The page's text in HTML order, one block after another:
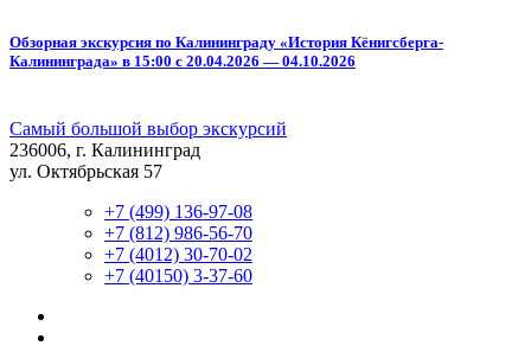
Обзорная экскурсия по Калининграду «История Кёнигсберга-
Калининграда» в 15:00 с 20.04.2026 — 04.10.2026
Самый большой выбор экскурсий
236006, г. Калининград
ул. Октябрьская 57
+7 (499) 136-97-08
+7 (812) 986-56-70
+7 (4012) 30-70-02
+7 (40150) 3-37-60